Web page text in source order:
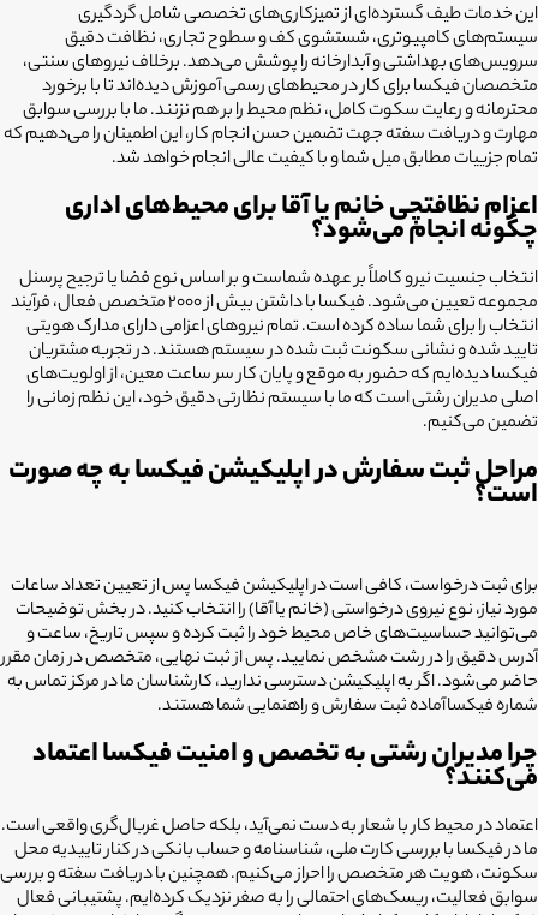
این خدمات طیف گسترده‌ای از تمیزکاری‌های تخصصی شامل گردگیری
سیستم‌های کامپیوتری، شستشوی کف و سطوح تجاری، نظافت دقیق
سرویس‌های بهداشتی و آبدارخانه را پوشش می‌دهد. برخلاف نیروهای سنتی،
متخصصان فیکسا برای کار در محیط‌های رسمی آموزش دیده‌اند تا با برخورد
محترمانه و رعایت سکوت کامل، نظم محیط را بر هم نزنند. ما با بررسی سوابق
مهارت و دریافت سفته جهت تضمین حسن انجام کار، این اطمینان را می‌دهیم که
تمام جزییات مطابق میل شما و با کیفیت عالی انجام خواهد شد.
اعزام نظافتچی خانم یا آقا برای محیط‌های اداری
چگونه انجام می‌شود؟
انتخاب جنسیت نیرو کاملاً بر عهده شماست و بر اساس نوع فضا یا ترجیح پرسنل
مجموعه تعیین می‌شود. فیکسا با داشتن بیش از ۲۰۰۰ متخصص فعال، فرآیند
انتخاب را برای شما ساده کرده است. تمام نیروهای اعزامی دارای مدارک هویتی
تایید شده و نشانی سکونت ثبت شده در سیستم هستند. در تجربه مشتریان
فیکسا دیده‌ایم که حضور به موقع و پایان کار سر ساعت معین، از اولویت‌های
اصلی مدیران رشتی است که ما با سیستم نظارتی دقیق خود، این نظم زمانی را
تضمین می‌کنیم.
مراحل ثبت سفارش در اپلیکیشن فیکسا به چه صورت
است؟
برای ثبت درخواست، کافی است در اپلیکیشن فیکسا پس از تعیین تعداد ساعات
مورد نیاز، نوع نیروی درخواستی (خانم یا آقا) را انتخاب کنید. در بخش توضیحات
می‌توانید حساسیت‌های خاص محیط خود را ثبت کرده و سپس تاریخ، ساعت و
آدرس دقیق را در رشت مشخص نمایید. پس از ثبت نهایی، متخصص در زمان مقرر
حاضر می‌شود. اگر به اپلیکیشن دسترسی ندارید، کارشناسان ما در مرکز تماس به
شماره فیکساآماده ثبت سفارش و راهنمایی شما هستند.
چرا مدیران رشتی به تخصص و امنیت فیکسا اعتماد
می‌کنند؟
اعتماد در محیط کار با شعار به دست نمی‌آید، بلکه حاصل غربال‌گری واقعی است.
ما در فیکسا با بررسی کارت ملی، شناسنامه و حساب بانکی در کنار تاییدیه محل
سکونت، هویت هر متخصص را احراز می‌کنیم. همچنین با دریافت سفته و بررسی
سوابق فعالیت، ریسک‌های احتمالی را به صفر نزدیک کرده‌ایم. پشتیبانی فعال